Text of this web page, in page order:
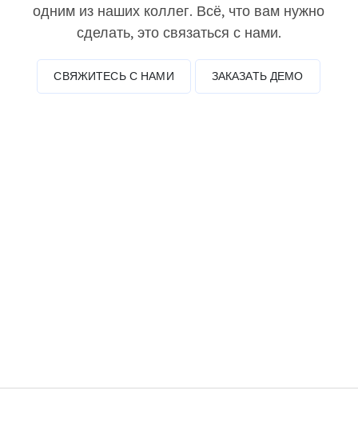
одним из наших коллег. Всё, что вам нужно
сделать, это связаться с нами.
СВЯЖИТЕСЬ С НАМИ ЗАКАЗАТЬ ДЕМО